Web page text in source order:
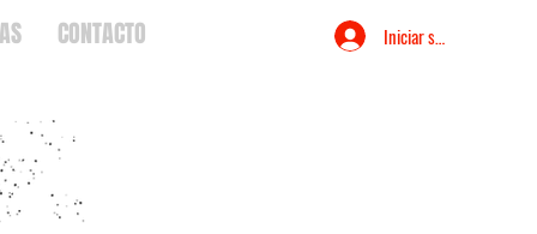
CONTACTO Iniciar sesión